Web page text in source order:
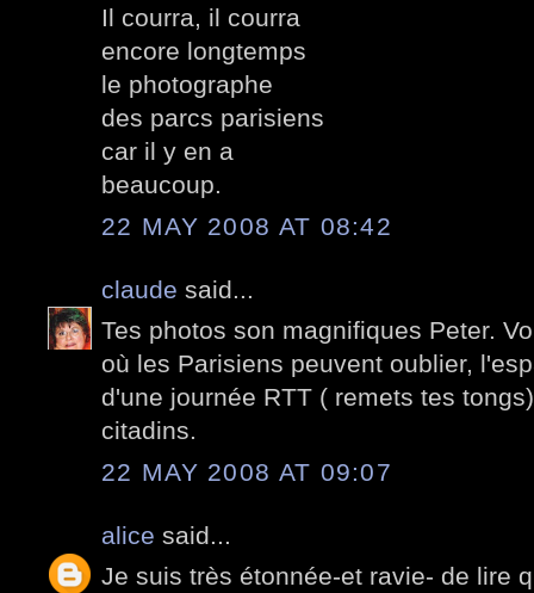
Il courra, il courra
encore longtemps
le photographe
des parcs parisiens
car il y en a
beaucoup.
22 MAY 2008 AT 08:42
claude said...
Tes photos son magnifiques Peter.
où les Parisiens peuvent oublier,
d'une journée RTT ( remets tes
citadins.
22 MAY 2008 AT 09:07
alice said...
Je suis très étonnée-et ravie- de lire